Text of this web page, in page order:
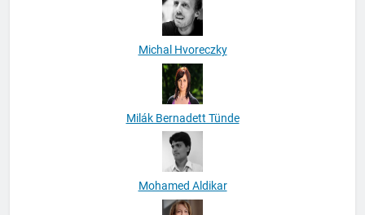
Michal Hvoreczky
Milák Bernadett Tünde
Mohamed Aldikar